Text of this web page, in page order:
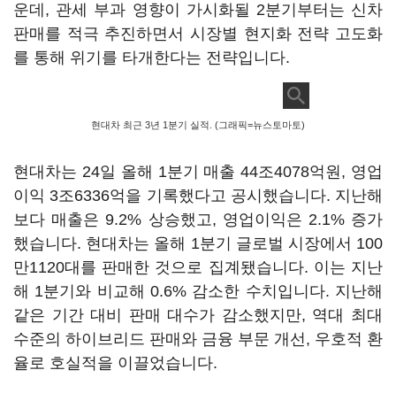
운데, 관세 부과 영향이 가시화될 2분기부터는 신차
판매를 적극 추진하면서 시장별 현지화 전략 고도화
를 통해 위기를 타개한다는 전략입니다.
현대차 최근 3년 1분기 실적. (그래픽=뉴스토마토)
현대차는 24일 올해 1분기 매출 44조4078억원, 영업
이익 3조6336억을 기록했다고 공시했습니다. 지난해
보다 매출은 9.2% 상승했고, 영업이익은 2.1% 증가
했습니다. 현대차는 올해 1분기 글로벌 시장에서 100
만1120대를 판매한 것으로 집계됐습니다. 이는 지난
해 1분기와 비교해 0.6% 감소한 수치입니다. 지난해
같은 기간 대비 판매 대수가 감소했지만, 역대 최대
수준의 하이브리드 판매와 금융 부문 개선, 우호적 환
율로 호실적을 이끌었습니다.